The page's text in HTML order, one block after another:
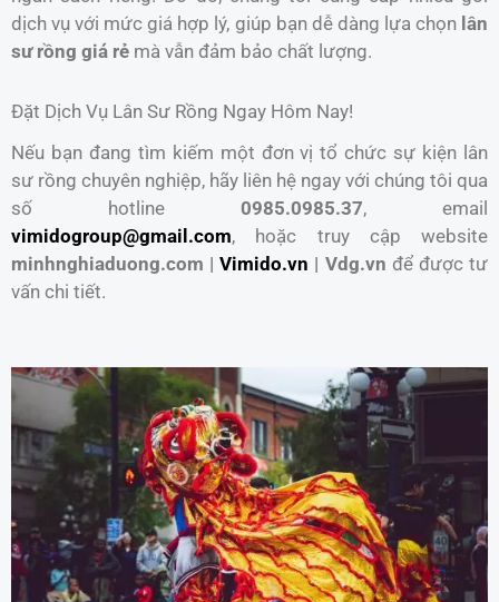
dịch vụ với mức giá hợp lý, giúp bạn dễ dàng lựa chọn lân
sư rồng giá rẻ mà vẫn đảm bảo chất lượng.
Đặt Dịch Vụ Lân Sư Rồng Ngay Hôm Nay!
Nếu bạn đang tìm kiếm một đơn vị tổ chức sự kiện lân
sư rồng chuyên nghiệp, hãy liên hệ ngay với chúng tôi qua
số hotline 0985.0985.37, email
vimidogroup@gmail.com, hoặc truy cập website
minhnghiaduong.com |Vimido.vn | Vdg.vn để được tư
vấn chi tiết.